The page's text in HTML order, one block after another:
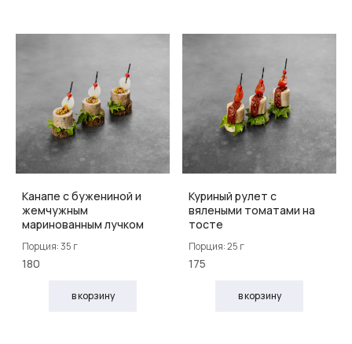
Канапе с бужениной и
жемчужным
маринованным лучком
Порция: 35 г
180
в корзину
Куриный рулет с
вялеными томатами на
тосте
Порция: 25 г
175
в корзину